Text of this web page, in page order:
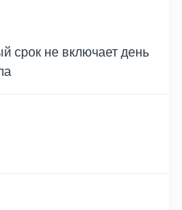
срок не включает день